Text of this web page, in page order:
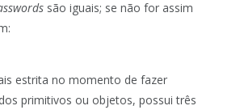
são iguais; se não for assim
estrita no momento de fazer
primitivos ou objetos, possui três